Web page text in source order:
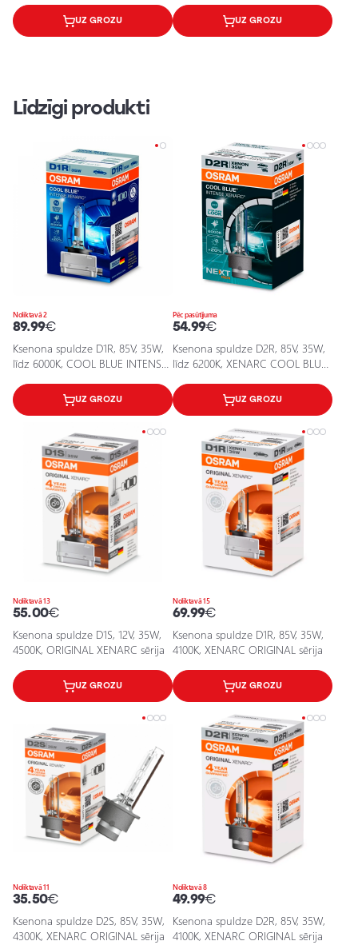
UZ GROZU UZ GROZU
Līdzīgi produkti
Noliktavā 2
89.99€
Ksenona spuldze D1R, 85V, 35W,
līdz 6000К, COOL BLUE INTENSE
UZ GROZU
Pēc pasūtījuma
54.99€
Ksenona spuldze D2R, 85V, 35W,
līdz 6200K, XENARC COOL BLUE
UZ GROZU
Noliktavā 13
55.00€
Ksenona spuldze D1S, 12V, 35W,
4500K, ORIGINAL XENARC sērija
UZ GROZU
Noliktavā 15
69.99€
Ksenona spuldze D1R, 85V, 35W,
4100K, XENARC ORIGINAL sērija
UZ GROZU
Noliktavā 11
35.50€
Ksenona spuldze D2S, 85V, 35W,
4300K, XENARC ORIGINAL sērija
Noliktavā 8
49.99€
Ksenona spuldze D2R, 85V, 35W,
4100K, XENARC ORIGINAL sērija